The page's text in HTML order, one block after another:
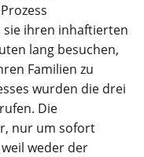
ihren inhaftierten
lang besuchen,
Familien zu
wurden die drei
Die
nur um sofort
weder der